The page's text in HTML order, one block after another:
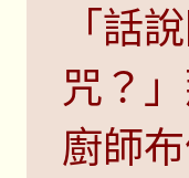
「話
咒？
廚師